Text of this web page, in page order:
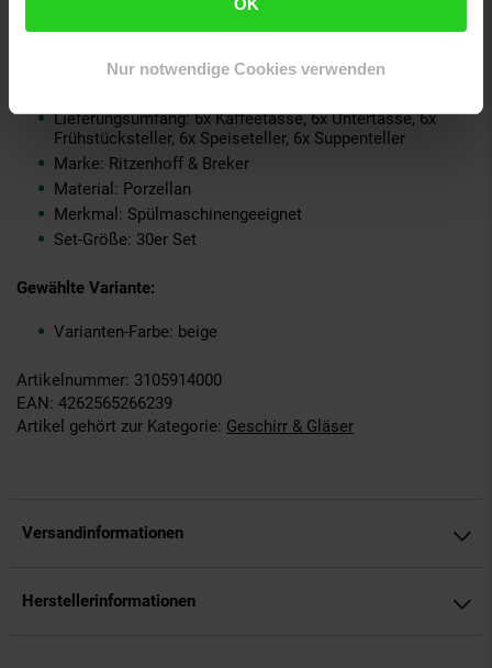
OK
Nur notwendige Cookies verwenden
Grundpreispflicht: Nein
Lieferungsumfang: 6x Kaffeetasse, 6x Untertasse, 6x
Frühstücksteller, 6x Speiseteller, 6x Suppenteller
Marke: Ritzenhoff & Breker
Material: Porzellan
Merkmal: Spülmaschinengeeignet
Set-Größe: 30er Set
Gewählte Variante:
Varianten-Farbe: beige
Artikelnummer: 3105914000
EAN: 4262565266239
Artikel gehört zur Kategorie: Geschirr & Gläser
Versandinformationen
Herstellerinformationen